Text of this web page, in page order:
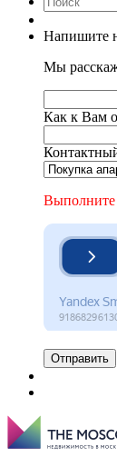
Напишите
Мы
Как к Вам
Выполните
Отправить